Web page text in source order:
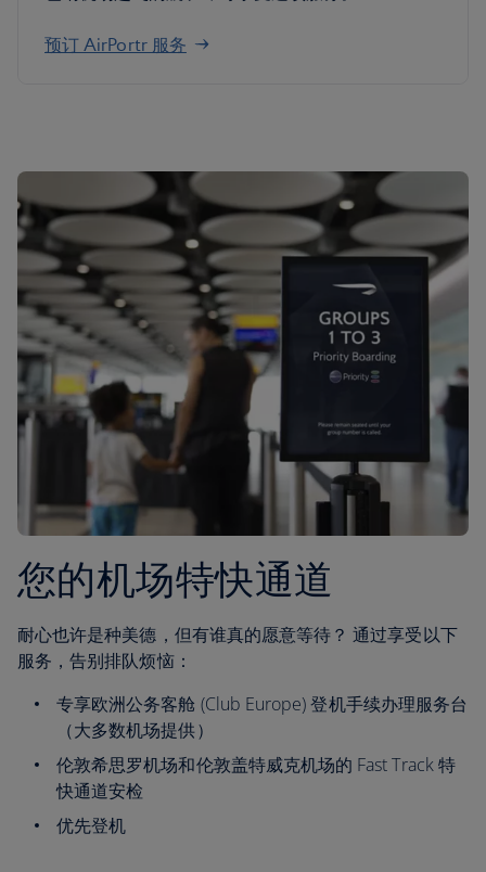
预订 AirPortr 服务
您的机场特快通道
耐心也许是种美德，但有谁真的愿意等待？ 通过享受以下
服务，告别排队烦恼：
专享欧洲公务客舱 (Club Europe) 登机手续办理服务台
（大多数机场提供）
伦敦希思罗机场和伦敦盖特威克机场的 Fast Track 特
快通道安检
优先登机